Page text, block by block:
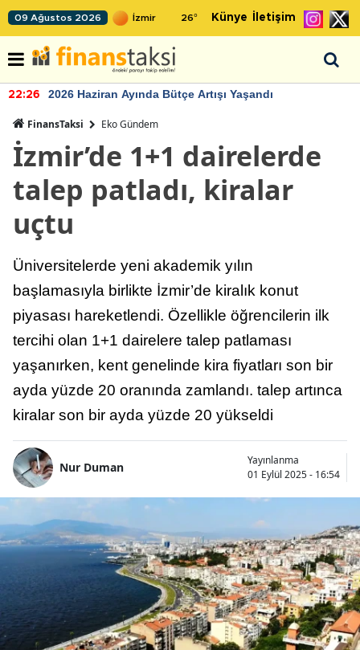
09 Ağustos 2026 26° Künye İletişim
22:26 2026 Haziran Ayında Bütçe Artışı Yaşandı
FinansTaksi Eko Gündem
İzmir’de 1+1 dairelerde
talep patladı, kiralar
uçtu
Üniversitelerde yeni akademik yılın
başlamasıyla birlikte İzmir’de kiralık konut
piyasası hareketlendi. Özellikle öğrencilerin ilk
tercihi olan 1+1 dairelere talep patlaması
yaşanırken, kent genelinde kira fiyatları son bir
ayda yüzde 20 oranında zamlandı. talep artınca
kiralar son bir ayda yüzde 20 yükseldi
Nur Duman
Yayınlanma
01 Eylül 2025 - 16:54